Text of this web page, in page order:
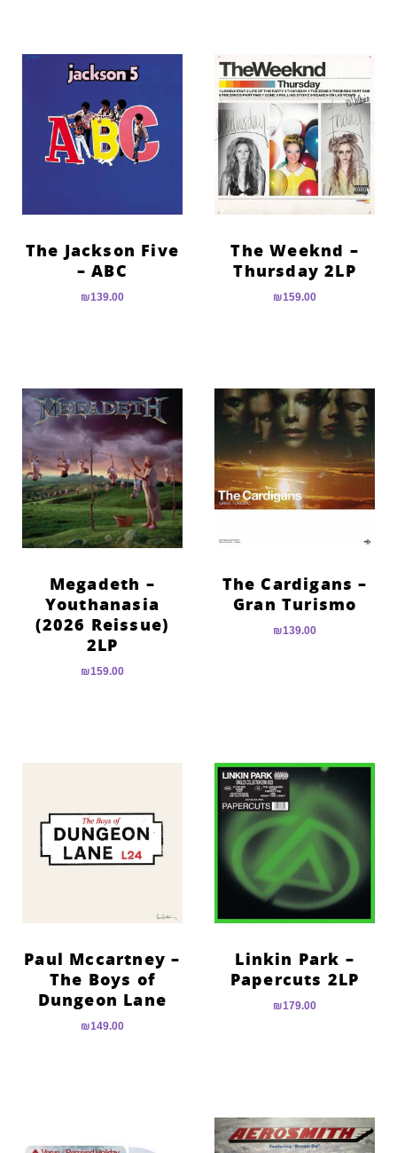
The Weeknd –
Thursday 2LP
₪159.00
The Jackson Five
– ABC
₪139.00
The Cardigans –
Gran Turismo
₪139.00
Megadeth –
Youthanasia
(2026 Reissue)
2LP
₪159.00
Linkin Park –
Papercuts 2LP
₪179.00
Paul Mccartney –
The Boys of
Dungeon Lane
₪149.00